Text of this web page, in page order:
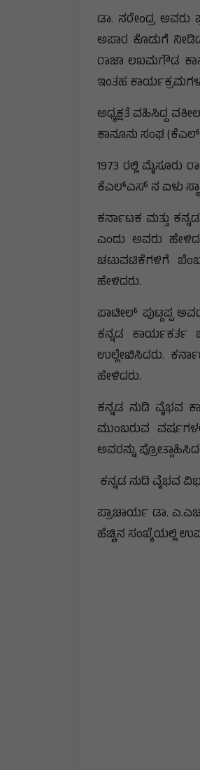
ಡಾ. ನರೇಂದ್ರ ಅವರು
ಅಪಾರ ಕೊಡುಗೆ
ರಾಜಾ ಲಖಮಗೌಡ
ಇಂತಹ
ಅಧ್ಯಕ್ಷತೆ ವಹಿಸಿದ್ದ
ಕಾನೂನು ಸಂಘ
1973 ರಲ್ಲಿ
ಕೆಎಲ್ಎಸ್ ನ ಏಳು
ಕರ್ನಾಟಕ ಮತ್ತು
ಎಂದು ಅವರು
ಚಟುವಟಿಕೆಗಳಿಗೆ
ಹೇಳಿದರು.
ಪಾಟೀಲ್ ಪುಟ್ಟಪ್ಪ
ಕನ್ನಡ ಕಾರ್ಯಕರ್ತ
ಉಲ್ಲೇಖಿಸಿದರು.
ಹೇಳಿದರು.
ಕನ್ನಡ ನುಡಿ ವೈಭವ
ಮುಂಬರುವ
ಅವರನ್ನು
ಕನ್ನಡ ನುಡಿ ವೈಭವ
ಪ್ರಾಚಾರ್ಯ ಡಾ.
ಹೆಚ್ಚಿನ ಸಂಖ್ಯೆಯಲ್ಲಿ